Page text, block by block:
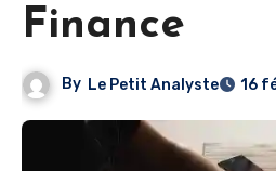
Finance
By Le Petit Analyste 16